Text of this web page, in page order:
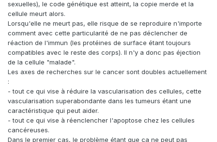
sexuelles), le code génétique est atteint, la copie merde et la
cellule meurt alors.
Lorsqu'elle ne meurt pas, elle risque de se reproduire n'importe
comment avec cette particularité de ne pas déclencher de
réaction de l'immun (les protéines de surface étant toujours
compatibles avec le reste des corps). Il n'y a donc pas éjection
de la cellule "malade".
Les axes de recherches sur le cancer sont doubles actuellement
:
- tout ce qui vise à réduire la vascularisation des cellules, cette
vascularisation superabondante dans les tumeurs étant une
caractéristique qui peut aider.
- tout ce qui vise à réenclencher l'apoptose chez les cellules
cancéreuses.
Dans le premier cas, le problème étant que ça ne peut pas